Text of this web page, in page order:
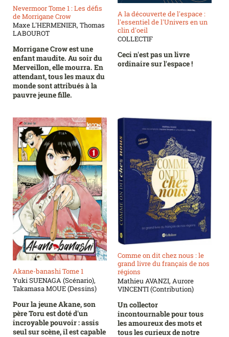
Nevermoor Tome 1 : Les défis
de Morrigane Crow
Maxe L'HERMENIER, Thomas
LABOUROT
Morrigane Crow est une
enfant maudite. Au soir du
Merveillon, elle mourra. En
attendant, tous les maux du
monde sont attribués à la
pauvre jeune fille.
A la découverte de l'espace :
l'essentiel de l'Univers en un
clin d'oeil
COLLECTIF
Ceci n'est pas un livre
ordinaire sur l'espace !
Akane-banashi Tome 1
Yuki SUENAGA (Scénario),
Takamasa MOUE (Dessins)
Pour la jeune Akane, son
père Toru est doté d'un
incroyable pouvoir : assis
seul sur scène, il est capable
Comme on dit chez nous : le
grand livre du français de nos
régions
Mathieu AVANZI, Aurore
VINCENTI (Contribution)
Un collector
incontournable pour tous
les amoureux des mots et
tous les curieux de notre